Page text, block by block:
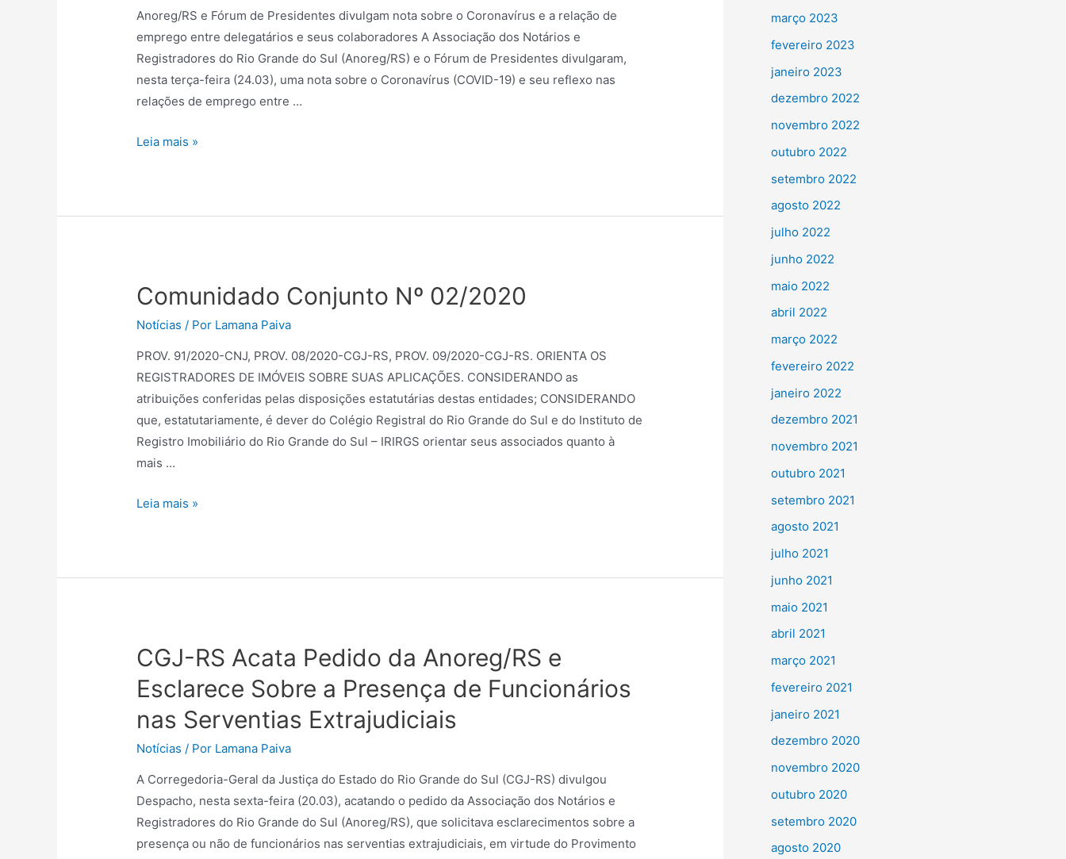
Anoreg/RS e Fórum de Presidentes divulgam nota sobre o Coronavírus e a relação de
emprego entre delegatários e seus colaboradores A Associação dos Notários e
Registradores do Rio Grande do Sul (Anoreg/RS) e o Fórum de Presidentes divulgaram,
nesta terça-feira (24.03), uma nota sobre o Coronavírus (COVID-19) e seu reflexo nas
relações de emprego entre …
Leia mais »
Comunidado Conjunto Nº 02/2020
Notícias / Por Lamana Paiva
PROV. 91/2020-CNJ, PROV. 08/2020-CGJ-RS, PROV. 09/2020-CGJ-RS. ORIENTA OS
REGISTRADORES DE IMÓVEIS SOBRE SUAS APLICAÇÕES. CONSIDERANDO as
atribuições conferidas pelas disposições estatutárias destas entidades; CONSIDERANDO
que, estatutariamente, é dever do Colégio Registral do Rio Grande do Sul e do Instituto de
Registro Imobiliário do Rio Grande do Sul – IRIRGS orientar seus associados quanto à
mais …
Leia mais »
CGJ-RS Acata Pedido da Anoreg/RS e
Esclarece Sobre a Presença de Funcionários
nas Serventias Extrajudiciais
Notícias / Por Lamana Paiva
A Corregedoria-Geral da Justiça do Estado do Rio Grande do Sul (CGJ-RS) divulgou
Despacho, nesta sexta-feira (20.03), acatando o pedido da Associação dos Notários e
Registradores do Rio Grande do Sul (Anoreg/RS), que solicitava esclarecimentos sobre a
presença ou não de funcionários nas serventias extrajudiciais, em virtude do Provimento
março 2023
fevereiro 2023
janeiro 2023
dezembro 2022
novembro 2022
outubro 2022
setembro 2022
agosto 2022
julho 2022
junho 2022
maio 2022
abril 2022
março 2022
fevereiro 2022
janeiro 2022
dezembro 2021
novembro 2021
outubro 2021
setembro 2021
agosto 2021
julho 2021
junho 2021
maio 2021
abril 2021
março 2021
fevereiro 2021
janeiro 2021
dezembro 2020
novembro 2020
outubro 2020
setembro 2020
agosto 2020